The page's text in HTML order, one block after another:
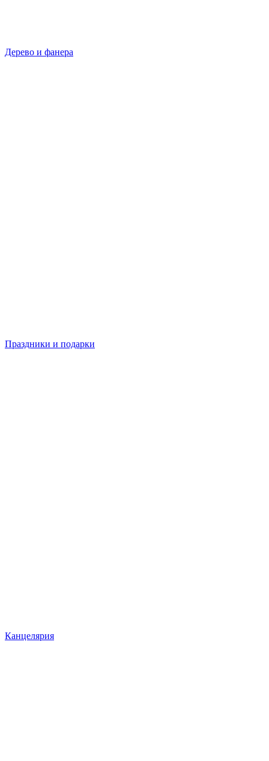
Дерево и фанера
Праздники и подарки
Канцелярия